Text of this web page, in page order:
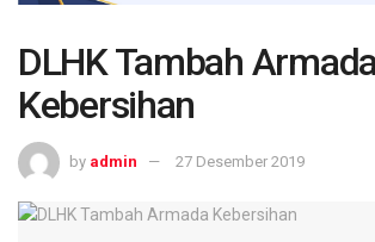
DLHK Tambah
Kebersihan
by admin 27 Desember 2019